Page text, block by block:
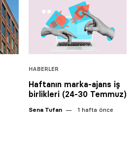
HABERLER
Haftanın marka-ajans iş
birlikleri (24-30 Temmuz)
Sena Tufan 1 hafta önce